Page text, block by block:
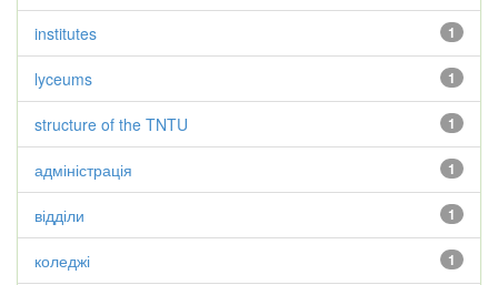
1
institutes
1
lyceums
1
structure of the TNTU
1
адміністрація
1
відділи
1
коледжі